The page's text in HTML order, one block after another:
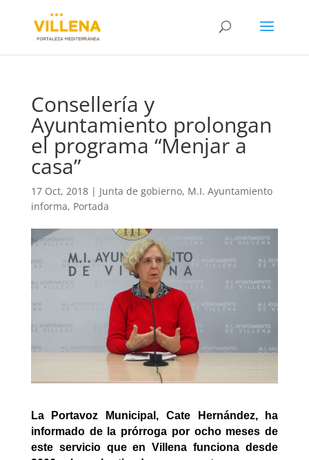
Consellería y
Ayuntamiento prolongan
el programa “Menjar a
casa”
17 Oct, 2018| Junta de gobierno, M.I. Ayuntamiento
informa, Portada
La Portavoz Municipal, Cate Hernández, ha
informado de la prórroga por ocho meses de
este servicio que en Villena funciona desde